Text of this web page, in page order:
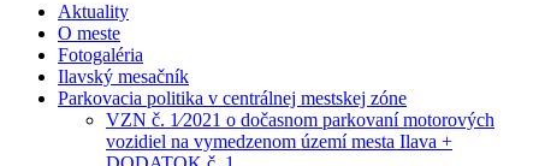
Aktuality
O meste
Fotogaléria
Ilavský mesačník
Parkovacia politika v centrálnej mestskej zóne
VZN č. 1⁄2021 o dočasnom parkovaní motorových
vozidiel na vymedzenom území mesta Ilava +